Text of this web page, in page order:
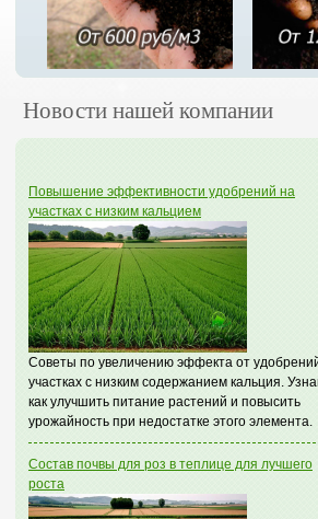
Новости нашей компании
Повышение эффективности удобрений на
участках с низким кальцием
Советы по увеличению эффекта от
участках с низким содержанием кальция.
как улучшить питание растений и повысить
урожайность при недостатке этого элемента.
Состав почвы для роз в теплице для лучшего
роста